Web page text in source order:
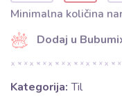
Minimalna količina
Dodaj u
Kategorija: Til